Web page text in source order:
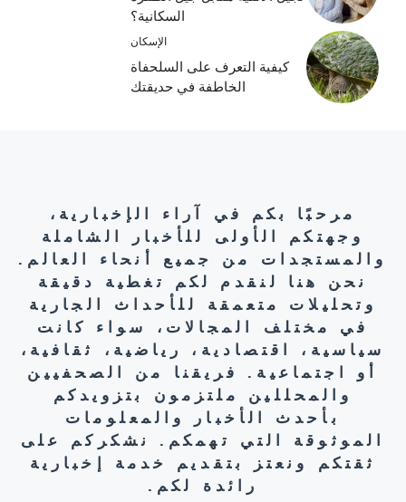
السكانية؟
الإسكان
كيفية التعرف على السلحفاة
الخاطفة في حديقتك
مرحبًا بكم في آراء الإخبارية،
وجهتكم الأولى للأخبار الشاملة
والمستجدات من جميع أنحاء العالم.
نحن هنا لنقدم لكم تغطية دقيقة
وتحليلات متعمقة للأحداث الجارية
في مختلف المجالات، سواء كانت
سياسية، اقتصادية، رياضية، ثقافية،
أو اجتماعية. فريقنا من الصحفيين
والمحللين ملتزمون بتزويدكم
بأحدث الأخبار والمعلومات
الموثوقة التي تهمكم. نشكركم على
ثقتكم ونعتز بتقديم خدمة إخبارية
رائدة لكم.